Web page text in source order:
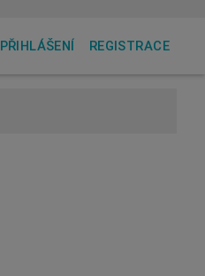
PŘIHLÁŠENÍ REGISTRACE